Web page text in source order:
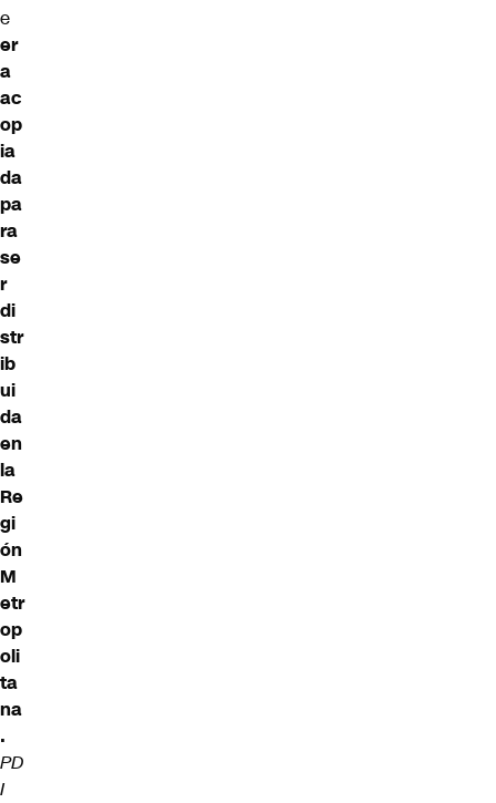
e
er
a
ac
op
ia
da
pa
ra
se
r
di
str
ib
ui
da
en
la
Re
gi
ón
M
etr
op
oli
ta
na
.
PD
I